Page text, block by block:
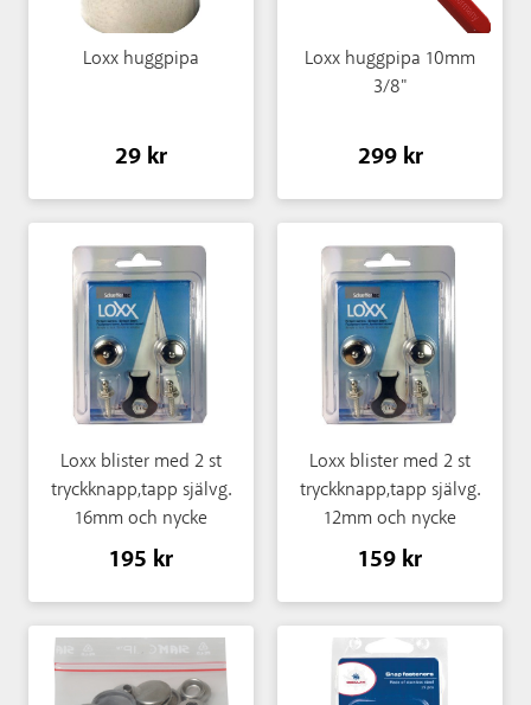
Loxx huggpipa
29 kr
Loxx huggpipa 10mm
3/8"
299 kr
Loxx blister med 2 st
tryckknapp,tapp självg.
16mm och nycke
195 kr
Loxx blister med 2 st
tryckknapp,tapp självg.
12mm och nycke
159 kr